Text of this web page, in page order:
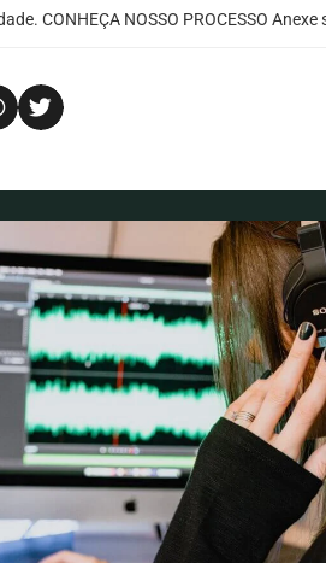
CONHEÇA NOSSO PROCESSO